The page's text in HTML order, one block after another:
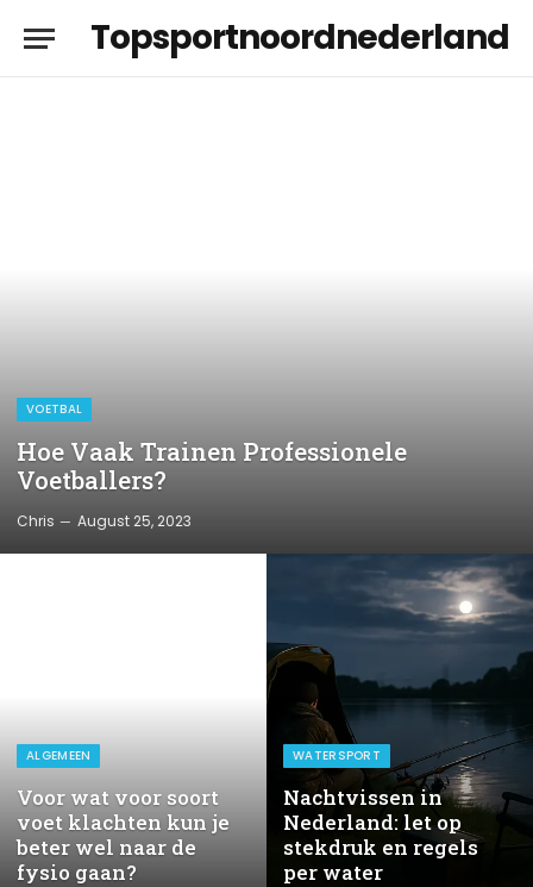
Topsportnoordnederland
VOETBAL
Hoe Vaak Trainen Professionele
Voetballers?
Chris August 25, 2023
ALGEMEEN
Voor wat voor soort
voet klachten kun je
beter wel naar de
fysio gaan?
WATERSPORT
Nachtvissen in
Nederland: let op
stekdruk en regels
per water